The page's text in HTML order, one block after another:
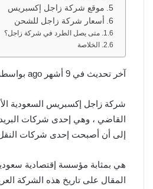
موقع شركة زاجل إكسبريس
أسعار شركة زاجل للشحن
متى يصل الطرد في شركة زاجل؟
الخلاصة
آخر تحديث في 9 أشهر ago بواسطة
القاضي ، وهي إحدى شركات
إلى أن أصبحت إحدى شركات النقل
هي بمثابة مؤسسة إقتصادية
المقال على تاريخ هذه الشركة